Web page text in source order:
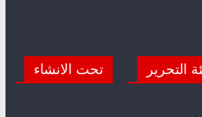
التحرير تحت الانشاء